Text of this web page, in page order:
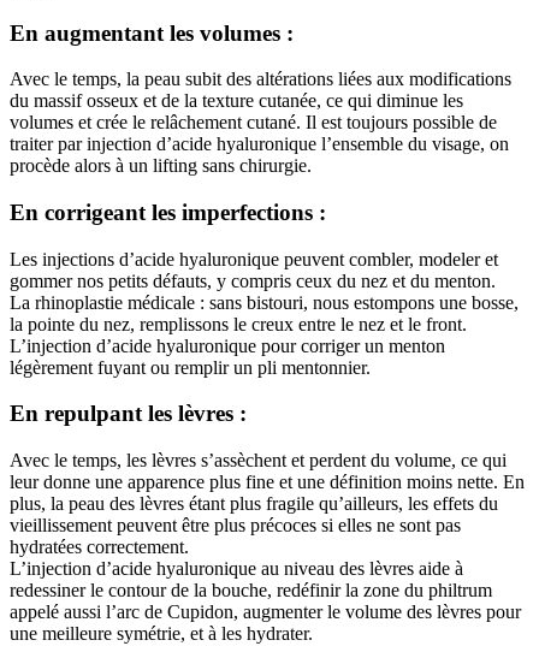
En augmentant les volumes :
Avec le temps, la peau subit des altérations liées aux modifications
du massif osseux et de la texture cutanée, ce qui diminue les
volumes et crée le relâchement cutané. Il est toujours possible de
traiter par injection d’acide hyaluronique l’ensemble du visage, on
procède alors à un lifting sans chirurgie.
En corrigeant les imperfections :
Les injections d’acide hyaluronique peuvent combler, modeler et
gommer nos petits défauts, y compris ceux du nez et du menton.
La rhinoplastie médicale : sans bistouri, nous estompons une bosse,
la pointe du nez, remplissons le creux entre le nez et le front.
L’injection d’acide hyaluronique pour corriger un menton
légèrement fuyant ou remplir un pli mentonnier.
En repulpant les lèvres :
Avec le temps, les lèvres s’assèchent et perdent du volume, ce qui
leur donne une apparence plus fine et une définition moins nette. En
plus, la peau des lèvres étant plus fragile qu’ailleurs, les effets du
vieillissement peuvent être plus précoces si elles ne sont pas
hydratées correctement.
L’injection d’acide hyaluronique au niveau des lèvres aide à
redessiner le contour de la bouche, redéfinir la zone du philtrum
appelé aussi l’arc de Cupidon, augmenter le volume des lèvres pour
une meilleure symétrie, et à les hydrater.